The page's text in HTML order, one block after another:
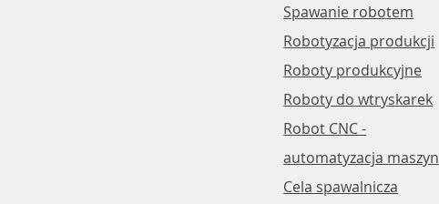
Spawanie robotem
Robotyzacja produkcji
Roboty produkcyjne
Roboty do wtryskarek
Robot CNC -
automatyzacja maszyn
Cela spawalnicza